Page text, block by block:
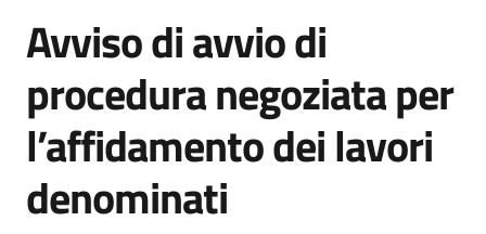
Avviso di avvio di
procedura negoziata per
l’affidamento dei lavori
denominati